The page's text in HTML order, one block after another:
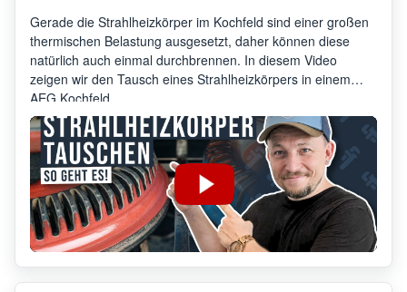
Gerade die Strahlheizkörper im Kochfeld sind einer großen
thermischen Belastung ausgesetzt, daher können diese
natürlich auch einmal durchbrennen. In diesem Video
zeigen wir den Tausch eines Strahlheizkörpers in einem
AEG Kochfeld.